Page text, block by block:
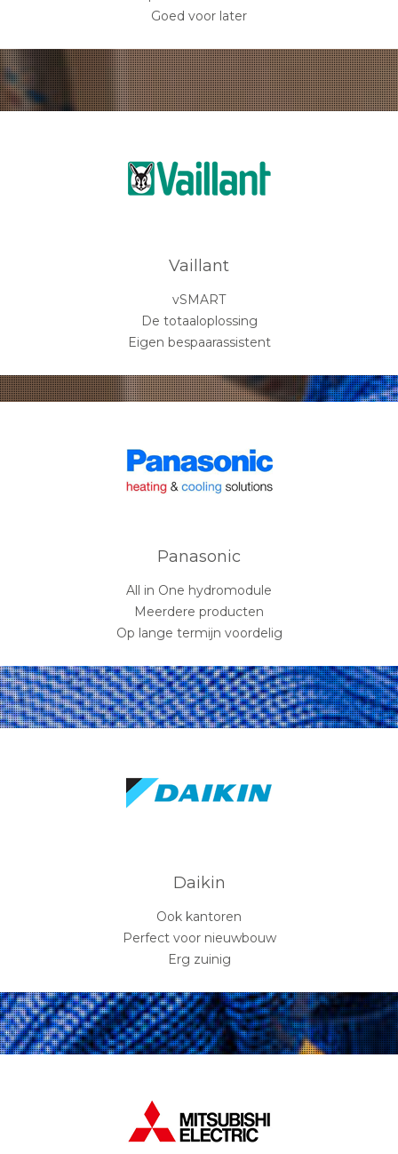
Goed voor later
Vaillant
vSMART
De totaaloplossing
Eigen bespaarassistent
Panasonic
All in One hydromodule
Meerdere producten
Op lange termijn voordelig
Daikin
Ook kantoren
Perfect voor nieuwbouw
Erg zuinig